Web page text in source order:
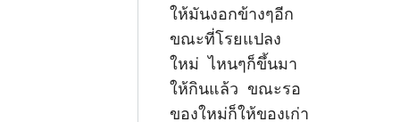
ให้มันงอกข้างๆอีก
ขณะที่โรยแปลง
ใหม่ ไหนๆก็ขึ้นมา
ให้กินแล้ว ขณะรอ
ของใหม่ก็ให้ของเก่า